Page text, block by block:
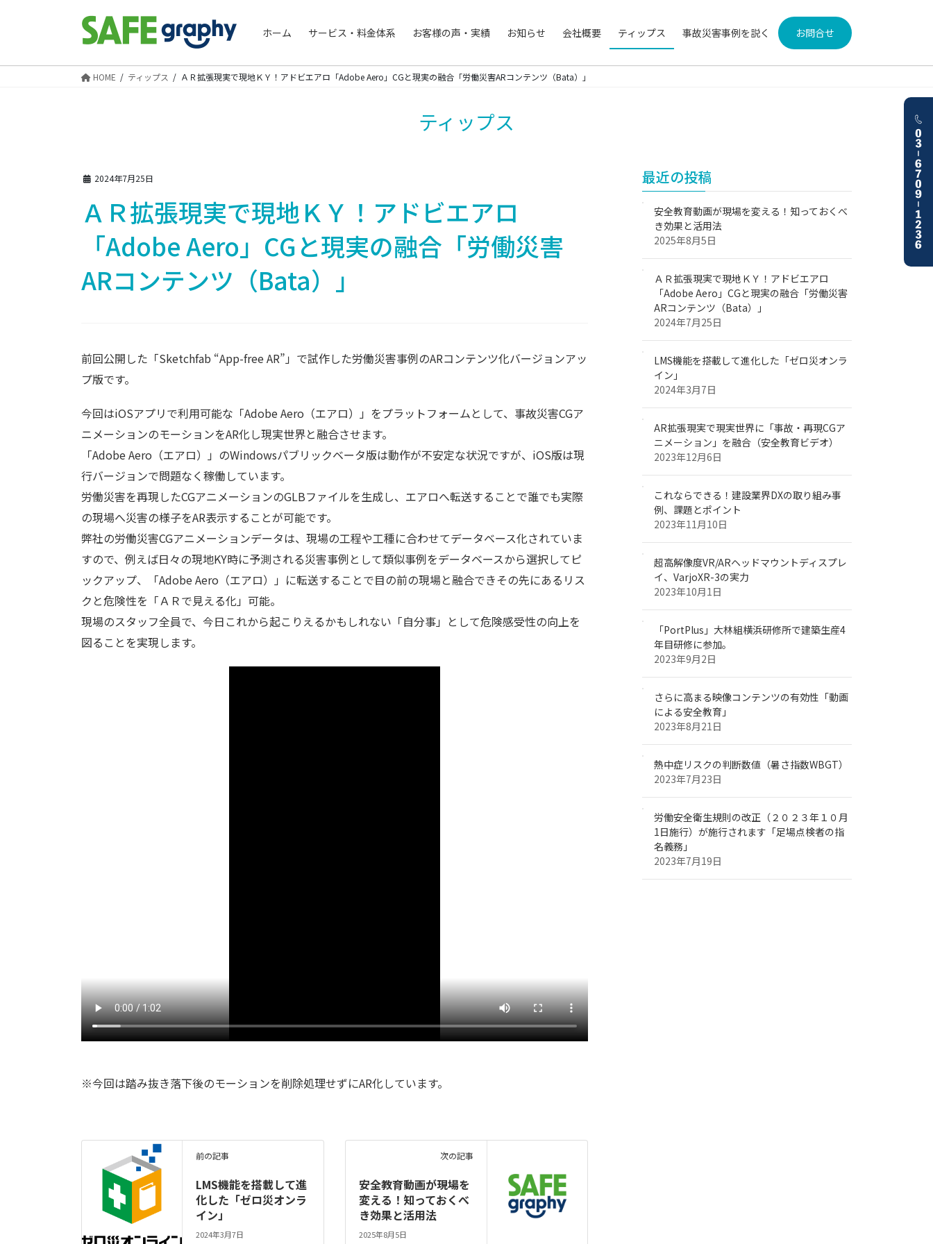
ホーム サービス・料金体系 お客様の声・実績 お知らせ 会社概要 ティップス 事故災害事例を説く お問合せ
HOME ティップス ＡＲ拡張現実で現地ＫＹ！アドビエアロ「Adobe Aero」CGと現実の融合「労働災害ARコンテンツ（Bata）」
ティップス
2024年7月25日
ＡＲ拡張現実で現地ＫＹ！アドビエアロ
「Adobe Aero」CGと現実の融合「労働災害
ARコンテンツ（Bata）」
前回公開した「Sketchfab “App-free AR”」で試作した労働災害事例のARコンテンツ化バージョンアッ
プ版です。
今回はiOSアプリで利用可能な「Adobe Aero（エアロ）」をプラットフォームとして、事故災害CGア
ニメーションのモーションをAR化し現実世界と融合させます。
「Adobe Aero（エアロ）」のWindowsパブリックベータ版は動作が不安定な状況ですが、iOS版は現
行バージョンで問題なく稼働しています。
労働災害を再現したCGアニメーションのGLBファイルを生成し、エアロへ転送することで誰でも実際
の現場へ災害の様子をAR表示することが可能です。
弊社の労働災害CGアニメーションデータは、現場の工程や工種に合わせてデータベース化されていま
すので、例えば日々の現地KY時に予測される災害事例として類似事例をデータベースから選択してピ
ックアップ、「Adobe Aero（エアロ）」に転送することで目の前の現場と融合できその先にあるリス
クと危険性を「ＡＲで見える化」可能。
現場のスタッフ全員で、今日これから起こりえるかもしれない「自分事」として危険感受性の向上を
図ることを実現します。
※今回は踏み抜き落下後のモーションを削除処理せずにAR化しています。
前の記事
LMS機能を搭載して進
化した「ゼロ災オンラ
イン」
2024年3月7日
次の記事
安全教育動画が現場を
変える！知っておくべ
き効果と活用法
2025年8月5日
最近の投稿
安全教育動画が現場を変える！知っておくべ
き効果と活用法
2025年8月5日
ＡＲ拡張現実で現地ＫＹ！アドビエアロ
「Adobe Aero」CGと現実の融合「労働災害
ARコンテンツ（Bata）」
2024年7月25日
LMS機能を搭載して進化した「ゼロ災オンラ
イン」
2024年3月7日
AR拡張現実で現実世界に「事故・再現CGア
ニメーション」を融合（安全教育ビデオ）
2023年12月6日
これならできる！建設業界DXの取り組み事
例、課題とポイント
2023年11月10日
超高解像度VR/ARヘッドマウントディスプレ
イ、VarjoXR-3の実力
2023年10月1日
「PortPlus」大林組横浜研修所で建築生産4
年目研修に参加。
2023年9月2日
さらに高まる映像コンテンツの有効性「動画
による安全教育」
2023年8月21日
熱中症リスクの判断数値（暑さ指数WBGT）
2023年7月23日
労働安全衛生規則の改正（２０２３年１０月
1日施行）が施行されます「足場点検者の指
名義務」
2023年7月19日